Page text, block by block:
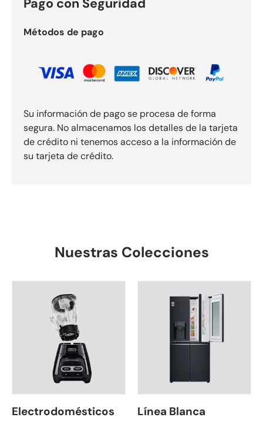
Pago con Seguridad
Métodos de pago
Su información de pago se procesa de forma
segura. No almacenamos los detalles de la tarjeta
de crédito ni tenemos acceso a la información de
su tarjeta de crédito.
Nuestras Colecciones
Electrodomésticos Línea Blanca